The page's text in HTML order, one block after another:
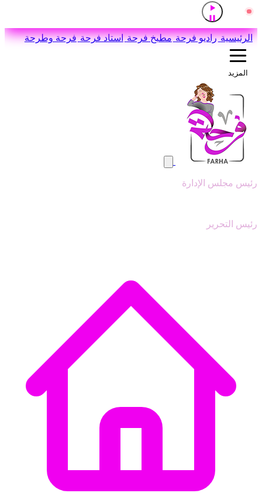
مباشر إذاعة القرآن الكريم من القاهرة
اضغط للاستماع
الرئيسية راديو فرحة مطبخ فرحة استاد فرحة فرحة وطرحة
المزيد
رئيس مجلس الإدارة
رئيس التحرير